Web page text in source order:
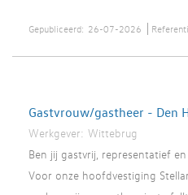
Gepubliceerd: 26-07-2026
Gastvrouw/gastheer - Den
Werkgever: Wittebrug
Ben jij gastvrij, representatief
Voor onze hoofdvestiging